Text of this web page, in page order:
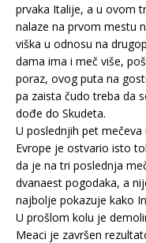
prvaka Italije, a u ovom
nalaze na prvom mestu
viška u odnosu na
dama ima i meč više,
poraz, ovog puta na
pa zaista čudo treba da
dođe do Skudeta.
U poslednjih pet
Evrope je ostvario isto
da je na tri poslednja
dvanaest pogodaka, a
najbolje pokazuje kako
U prošlom kolu je
Meaci je završen